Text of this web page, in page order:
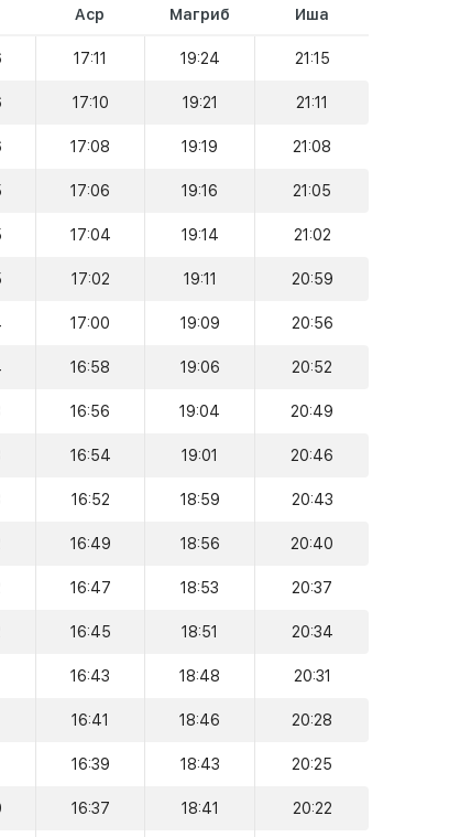
Аср Магриб Иша
17:11 19:24 21:15
17:10 19:21 21:11
17:08 19:19 21:08
17:06 19:16 21:05
17:04 19:14 21:02
17:02 19:11 20:59
17:00 19:09 20:56
16:58 19:06 20:52
16:56 19:04 20:49
16:54 19:01 20:46
16:52 18:59 20:43
16:49 18:56 20:40
16:47 18:53 20:37
16:45 18:51 20:34
16:43 18:48 20:31
16:41 18:46 20:28
16:39 18:43 20:25
16:37 18:41 20:22